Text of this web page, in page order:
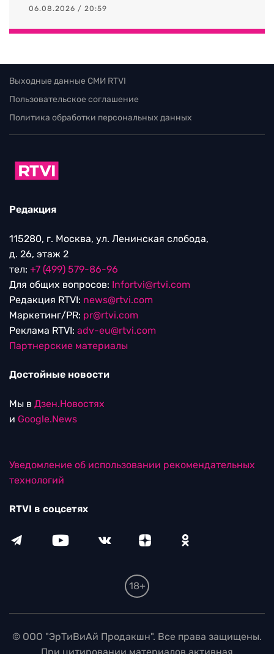
06.08.2026 / 20:59
Выходные данные СМИ RTVI
Пользовательское соглашение
Политика обработки персональных данных
Редакция
115280, г. Москва, ул. Ленинская слобода,
д. 26, этаж 2
тел: +7 (499) 579-86-96
Для общих вопросов: Infortvi@rtvi.com
Редакция RTVI: news@rtvi.com
Маркетинг/PR: pr@rtvi.com
Реклама RTVI: adv-eu@rtvi.com
Партнерские материалы
Достойные новости
Мы в Дзен.Новостях
и Google.News
Уведомление об использовании рекомендательных
технологий
RTVI в соцсетях
18+
© ООО "ЭрТиВиАй Продакшн". Все права защищены.